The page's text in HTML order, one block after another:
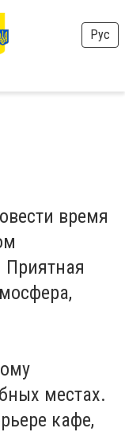
Рус
время
местах.
кафе,